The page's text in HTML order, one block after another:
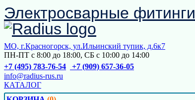
Перейти
к
содержимому
Электросварные фитинги
МО, г.Красногорск, ул.Ильинский тупик, д.6к7
ПН-ПТ с 8:00 до 18:00, СБ с 10:00 до 14:00
+7 (495) 783-76-54
+7 (909) 657-36-05
info@radius-rus.ru
КАТАЛОГ